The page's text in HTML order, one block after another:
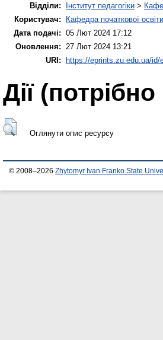
Відділи:
Інститут педагогіки >
Користувач:
Кафедра початкової
Дата подачі: 05 Лют 2024 17:12
Оновлення:
27 Лют 2024 13:21
URI: https://eprints.zu.edu.ua/id/
Дії
Оглянути опис ресурсу
© 2008–2026 Zhytomyr Ivan Franko State